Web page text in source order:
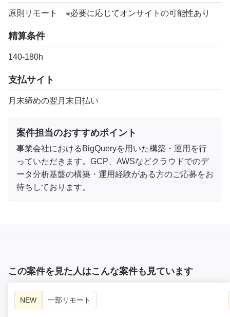
原則リモート ※必要に応じてオンサイトの可能性あり
精算条件
140-180h
支払サイト
月末締めの翌月末日払い
案件担当のおすすめポイント
事業会社におけるBigQueryを用いた構築・運用を行
っていただきます。GCP、AWSなどクラウドでのデ
ータ分析基盤の構築・運用経験がある方のご応募をお
待ちしております。
この案件を見た人はこんな案件も見ています
NEW 一部リモート